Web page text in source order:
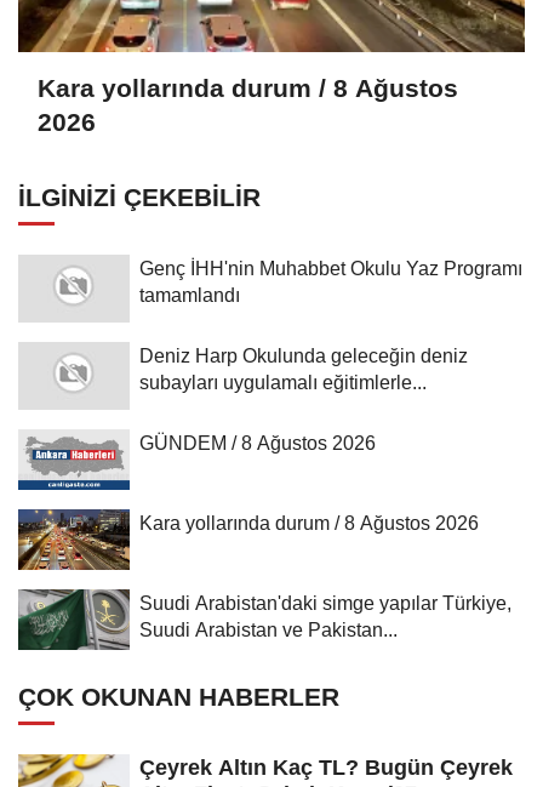
Kara yollarında durum / 8 Ağustos
2026
İLGINIZI ÇEKEBILIR
Genç İHH'nin Muhabbet Okulu Yaz Programı
tamamlandı
Deniz Harp Okulunda geleceğin deniz
subayları uygulamalı eğitimlerle...
GÜNDEM / 8 Ağustos 2026
Kara yollarında durum / 8 Ağustos 2026
Suudi Arabistan'daki simge yapılar Türkiye,
Suudi Arabistan ve Pakistan...
ÇOK OKUNAN HABERLER
Çeyrek Altın Kaç TL? Bugün Çeyrek